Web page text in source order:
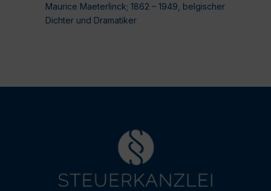
Maurice Maeterlinck; 1862 – 1949, belgischer
Dichter und Dramatiker